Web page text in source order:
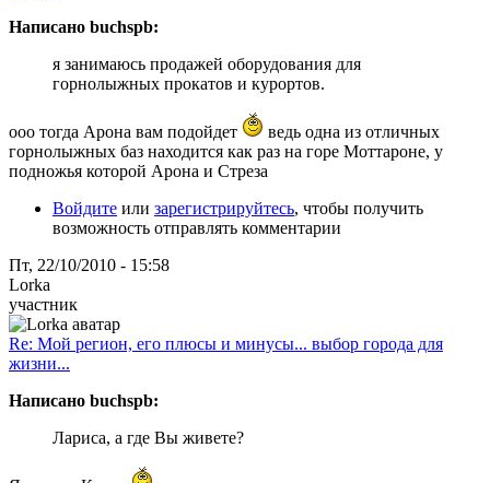
Написано buchspb:
я занимаюсь продажей оборудования для
горнолыжных прокатов и курортов.
ооо тогда Арона вам подойдет
ведь одна из отличных
горнолыжных баз находится как раз на горе Моттароне, у
подножья которой Арона и Стреза
Войдите или зарегистрируйтесь, чтобы получить
возможность отправлять комментарии
Пт, 22/10/2010 - 15:58
Lorka
участник
Re: Мой регион, его плюсы и минусы... выбор города для
жизни...
Написано buchspb:
Лариса, а где Вы живете?